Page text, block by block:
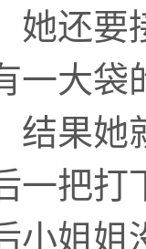
她还
一大袋
结果她
一把
小姐姐